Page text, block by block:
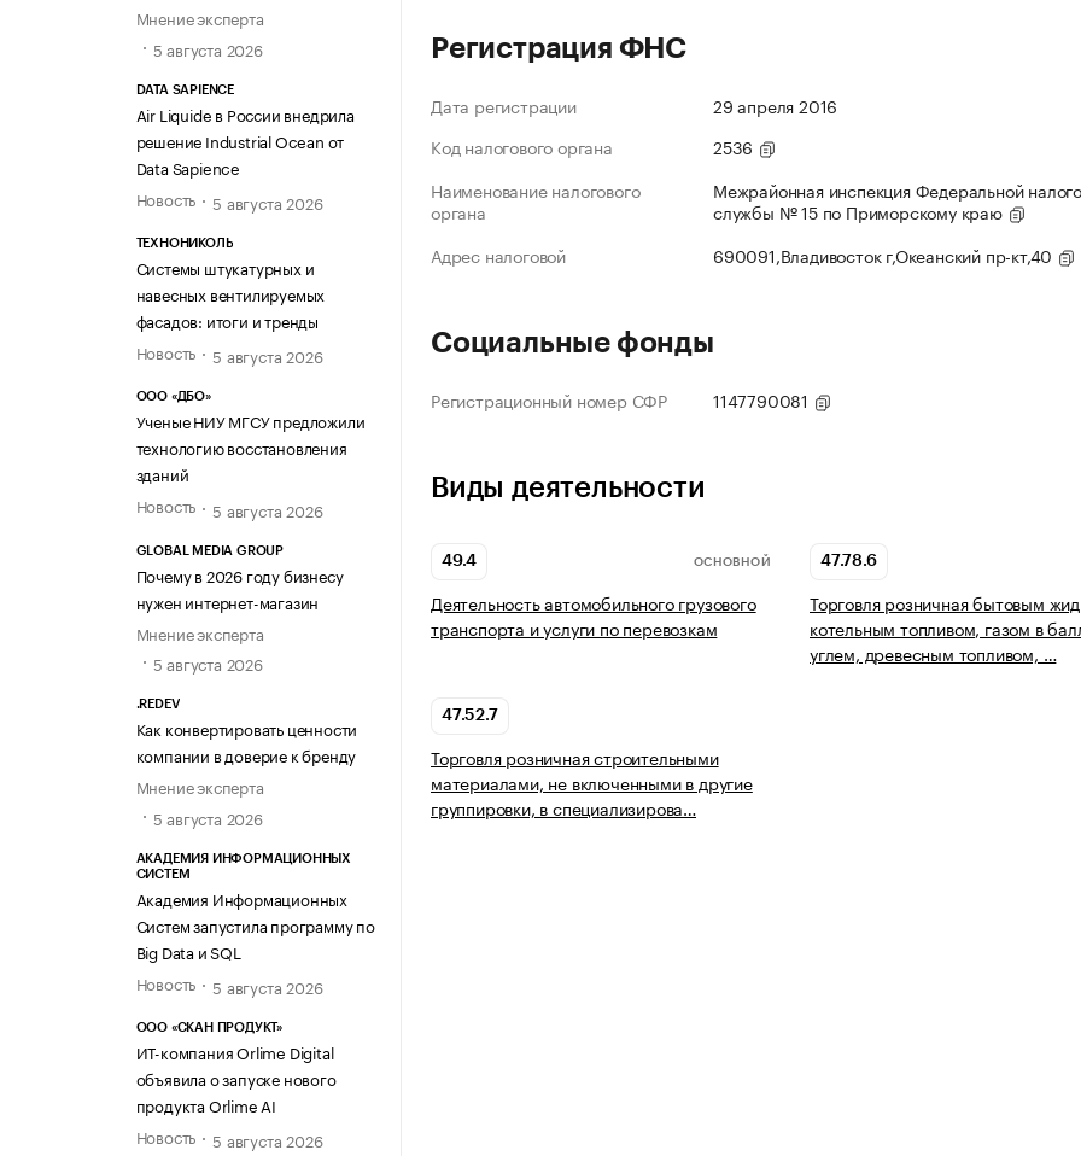
Мнение эксперта
5 августа 2026
DATA SAPIENCE
Air Liquide в России внедрила
решение Industrial Ocean от
Data Sapience
Новость
5 августа 2026
ТЕХНОНИКОЛЬ
Системы штукатурных и
навесных вентилируемых
фасадов: итоги и тренды
Новость
5 августа 2026
ООО «ДБО»
Ученые НИУ МГСУ предложили
технологию восстановления
зданий
Новость
5 августа 2026
GLOBAL MEDIA GROUP
Почему в 2026 году бизнесу
нужен интернет-магазин
Мнение эксперта
5 августа 2026
.REDEV
Как конвертировать ценности
компании в доверие к бренду
Мнение эксперта
5 августа 2026
АКАДЕМИЯ ИНФОРМАЦИОННЫХ
СИСТЕМ
Академия Информационных
Систем запустила программу по
Big Data и SQL
Новость
5 августа 2026
ООО «СКАН ПРОДУКТ»
ИТ-компания Orlime Digital
объявила о запуске нового
продукта Orlime AI
Новость
5 августа 2026
Регистрация ФНС
Дата регистрации
29 апреля 2016
Код налогового органа
2536
Наименование налогового
органа
Межрайонная инспекция Федеральной
службы № 15 по Приморскому краю
Адрес налоговой
690091,Владивосток г,Океанский пр-кт,40
Социальные фонды
Регистрационный номер СФР 1147790081
Виды деятельности
49.4 ОСНОВНОЙ
Деятельность автомобильного грузового
транспорта и услуги по перевозкам
47.78.6
Торговля розничная бытовым
котельным топливом, газом в
углем, древесным топливом, …
47.52.7
Торговля розничная строительными
материалами, не включенными в другие
группировки, в специализирова…